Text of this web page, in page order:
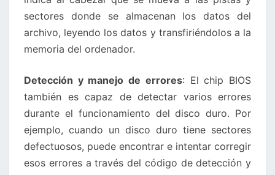
sectores donde se almacenan los datos del
archivo, leyendo los datos y transfiriéndolos a la
memoria del ordenador.
Detección y manejo de errores: El chip BIOS
también es capaz de detectar varios errores
durante el funcionamiento del disco duro. Por
ejemplo, cuando un disco duro tiene sectores
defectuosos, puede encontrar e intentar corregir
esos errores a través del código de detección y